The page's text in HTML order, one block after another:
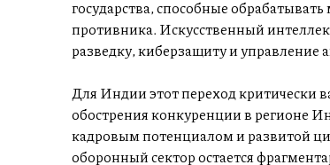
государства, способные
противника. Искусственный
разведку, киберзащиту и
Для Индии этот переход критически
обострения конкуренции в регионе
кадровым потенциалом и развитой
оборонный сектор остается